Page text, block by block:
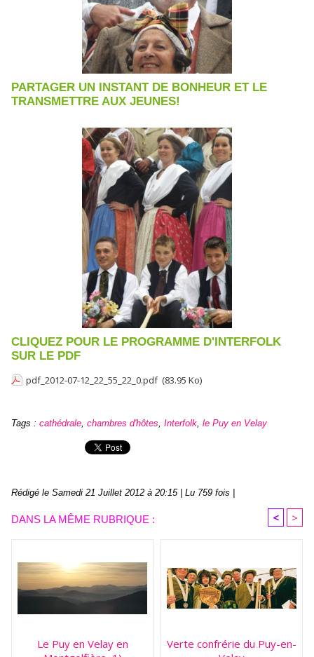
PARTAGER UN INSTANT DE BONHEUR ET LE
TRANSMETTRE AUX JEUNES!
CLIQUEZ POUR LE PROGRAMME D'INTERFOLK
SUR LE PDF
pdf_2012-07-12_22_55_22_0.pdf (83.95 Ko)
Tags : cathédrale, chambres d'hôtes, Interfolk, le Puy en Velay
Rédigé le Samedi 21 Juillet 2012 à 20:15 | Lu 759 fois |
DANS LA MÊME RUBRIQUE : < >
Le Puy en Velay en
Verte confrérie du Puy-en-